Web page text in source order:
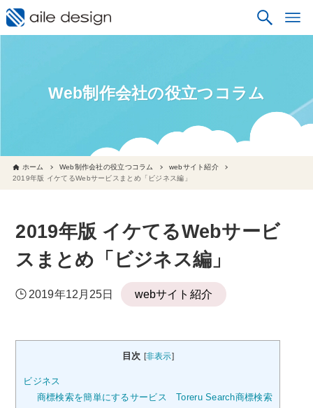
Web制作会社の役立つコラム
ホーム Web制作会社の役立つコラム
webサイト紹介
2019年版 イケてるWebサービスまとめ「ビジネス編」
2019年版 イケてるWebサービ
スまとめ「ビジネス編」
2019年12月25日 webサイト紹介
目次 [非表示]
ビジネス
商標検索を簡単にするサービス Toreru Search商標検索